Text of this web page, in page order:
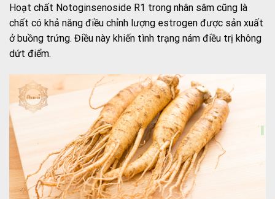
Hoạt chất Notoginsenoside R1 trong nhân sâm cũng là
chất có khả năng điều chỉnh lượng estrogen được sản xuất
ở buồng trứng. Điều này khiến tình trạng nám điều trị không
dứt điểm.